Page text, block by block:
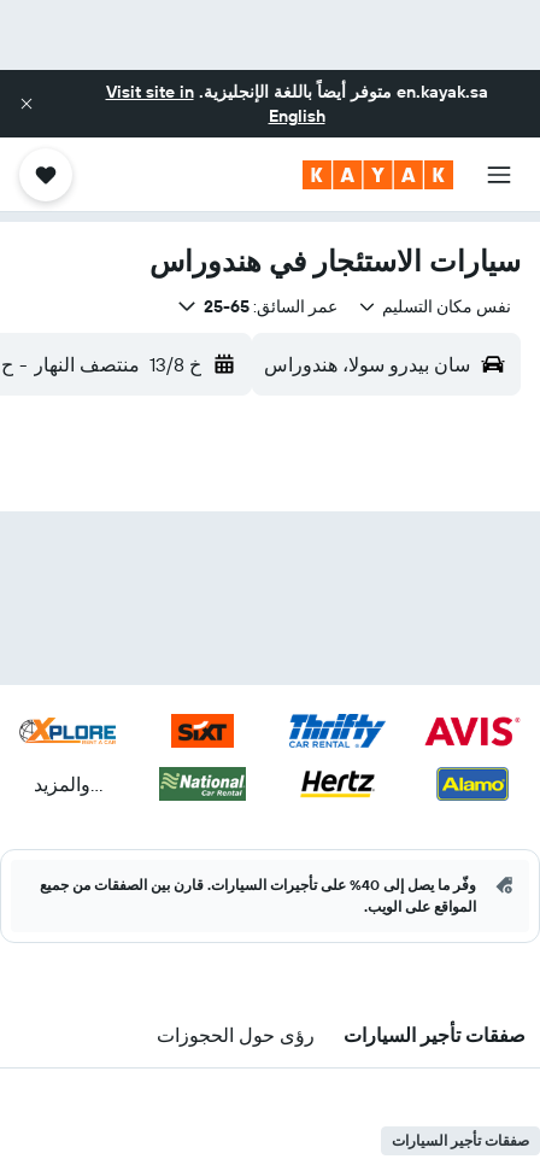
en.kayak.sa متوفر أيضاً باللغة الإنجليزية.Visit site in
English
سيارات الاستئجار في هندوراس
نفس مكان التسليم عمر السائق:65-25
سان بيدرو سولا، هندوراس خ 13/8 منتصف النهار - ح
...والمزيد
وفّر ما يصل إلى 40% على تأجيرات السيارات. قارن بين الصفقات من جميع
المواقع على الويب.
صفقات تأجير السيارات رؤى حول الحجوزات
صفقات تأجير السيارات